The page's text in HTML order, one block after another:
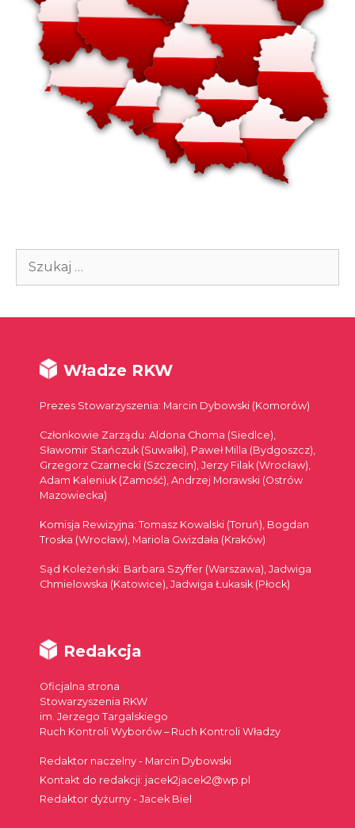
Szukaj:
Władze RKW
Prezes Stowarzyszenia: Marcin Dybowski (Komorów)
Członkowie Zarządu: Aldona Choma (Siedlce),
Sławomir Stańczuk (Suwałki), Paweł Milla (Bydgoszcz),
Grzegorz Czarnecki (Szczecin), Jerzy Filak (Wrocław),
Adam Kaleniuk (Zamość), Andrzej Morawski (Ostrów
Mazowiecka)
Komisja Rewizyjna: Tomasz Kowalski (Toruń), Bogdan
Troska (Wrocław), Mariola Gwizdała (Kraków)
Sąd Koleżeński: Barbara Szyffer (Warszawa), Jadwiga
Chmielowska (Katowice), Jadwiga Łukasik (Płock)
Redakcja
Oficjalna strona
Stowarzyszenia RKW
im. Jerzego Targalskiego
Ruch Kontroli Wyborów – Ruch Kontroli Władzy
Redaktor naczelny - Marcin Dybowski
Kontakt do redakcji: jacek2jacek2@wp.pl
Redaktor dyżurny - Jacek Biel